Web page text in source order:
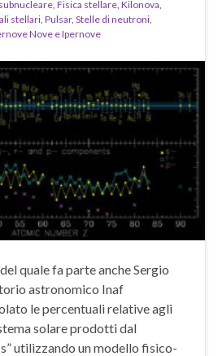
, Fisica stellare, Kilonova,
stellari, Pulsar, Stelle di neutroni,
Nove e Ipernove
quale fa parte anche Sergio
astronomico Inaf
le percentuali relative agli
solare prodotti dal
utilizzando un modello fisico-